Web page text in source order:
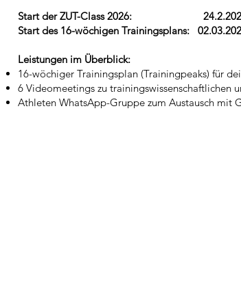
Start der ZUT-Class 2026:
Start des 16-wöchigen Trainingsplans:
Leistungen im Überblick:
16-wöchiger Trainingsplan (Trainingpeaks) für
6 Videomeetings zu trainingswissenschaftlichen
Athleten WhatsApp-Gruppe zum Austausch mit